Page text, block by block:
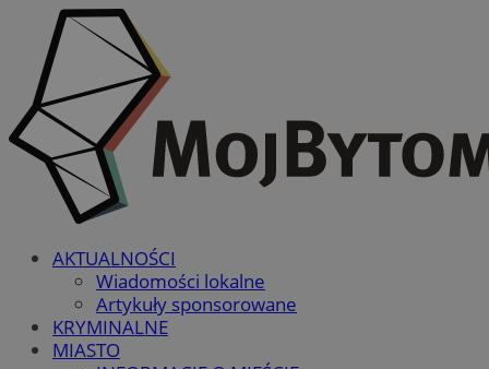
AKTUALNOŚCI
Wiadomości lokalne
Artykuły sponsorowane
KRYMINALNE
MIASTO